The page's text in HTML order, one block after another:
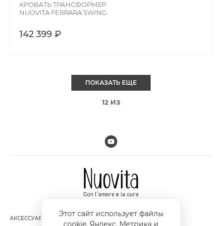
КРОВАТЬ ТРАНСФОРМЕР
NUOVITA FERRARA SWING
142 399 ₽
ПОКАЗАТЬ ЕЩЕ
12 ИЗ
АКСЕССУАРЫ
ДОСТАВКА И ОПЛАТА
Этот сайт использует файлы
cookie, Яндекс. Метрика и